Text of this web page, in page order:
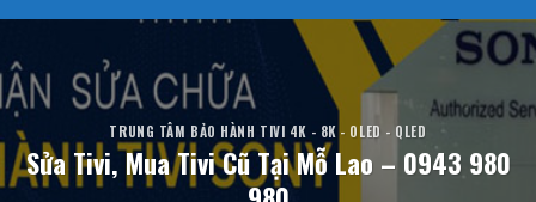
TRUNG TÂM BẢO HÀNH TIVI 4K - 8K - OLED - QLED
Sửa Tivi, Mua Tivi Cũ Tại Mỗ Lao – 0943 980